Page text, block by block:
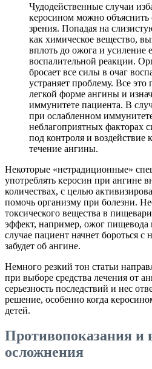
Чудодейственные случаи
керосином можно объяснить
зрения. Попадая на
как химическое вещество,
вплоть до ожога и усиление
воспалительной реакции.
бросает все силы в очаг
устраняет проблему. Все это
легкой форме ангины и
иммунитете пациента. В
при ослабленном
неблагоприятных факторах
под контроля и воздействие
течение ангины.
Некоторые «нетрадиционные»
употреблять керосин при ангине
количествах, с целью
помочь организму при болезни.
токсического вещества в
эффект, например, ожог
случае пациент начнет бороться с
забудет об ангине.
Немного резкий тон статьи
при выборе средства лечения от
серьезность последствий и нес
решение, особенно когда
детей.
Противопоказания и
осложнения